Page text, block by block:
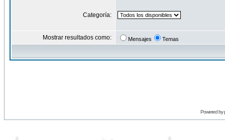
Categoría:
Mostrar resultados como: Mensajes Temas
Powered by